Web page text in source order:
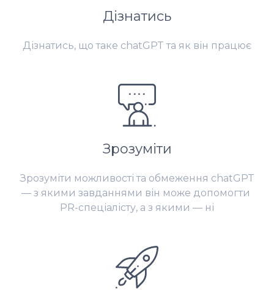
Дізнатись
Дізнатись, що таке chatGPT та як він працює
Зрозуміти
Зрозуміти можливості та обмеження chatGPT
— з якими завданнями він може допомогти
PR-спеціалісту, а з якими — ні